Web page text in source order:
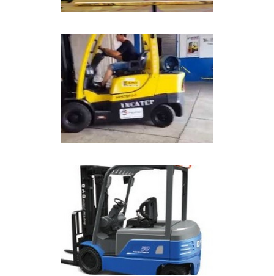
empilhadeiras de qualidade, com alto nível de
fazer uma pesquisa de mercado, onde
poderão ser avaliados uma série de detalhes
sobre a empresa e sobre as empilhadeiras
que ela oferece.QUALIDADE EM COMPRA E
VENDA DE EMPILHADEIRAS USADASEntre em
contato agora mesmo com a Empicarga para
conhecer um pouco mais de todas as
empilhadeiras de qualidade que a empresa
coloca à disposição de seus clientes. A
Empicarga possui uma longa experiência no
mercado e, desde sua fundação, conquista
cada vez mais clientes..